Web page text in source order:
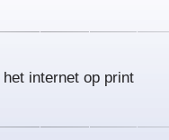
internet op print